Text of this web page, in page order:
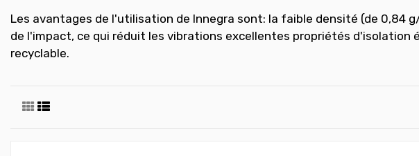
Les avantages de l'utilisation de Innegra sont: la faible densité (de
de l'impact, ce qui réduit les vibrations excellentes propriétés
recyclable.